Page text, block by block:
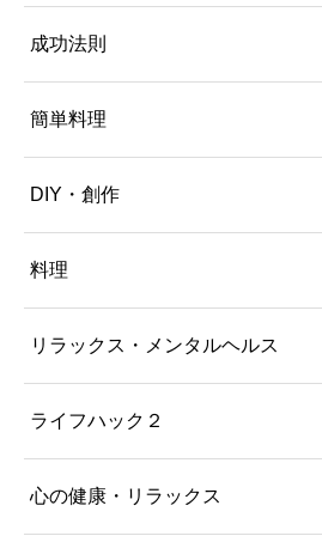
成功法則
簡単料理
DIY・創作
料理
リラックス・メンタルヘルス
ライフハック２
心の健康・リラックス